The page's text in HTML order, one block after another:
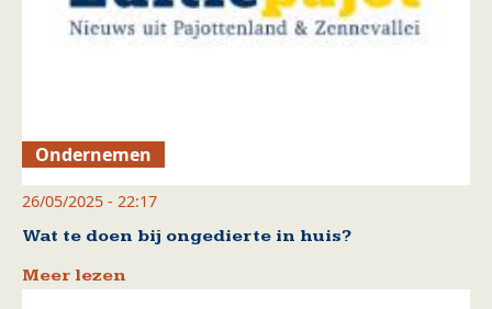
Ondernemen
26/05/2025 - 22:17
Wat te doen bij ongedierte in huis?
Meer lezen